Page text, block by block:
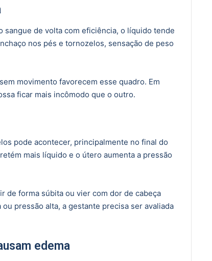
sangue de volta com eficiência, o líquido tende
nos pés e tornozelos, sensação de peso
movimento favorecem esse quadro. Em
ficar mais incômodo que o outro.
pode acontecer, principalmente no final do
mais líquido e o útero aumenta a pressão
de forma súbita ou vier com dor de cabeça
pressão alta, a gestante precisa ser avaliada
edema